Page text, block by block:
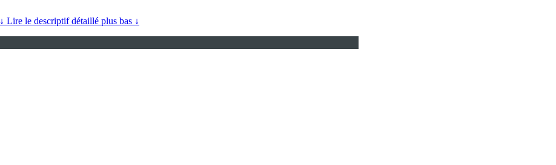
↓ Lire le descriptif détaillé plus bas ↓